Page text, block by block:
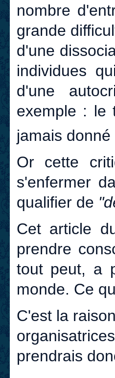
nombre
grande
d'une
individues
d'une
exemple : le
jamais
Or cette
s'enfermer
qualifier de
Cet article
prendre
tout peut, a
monde. Ce
C'est la
prendrais